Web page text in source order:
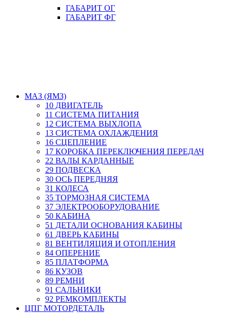
ГАБАРИТ ОГ
ГАБАРИТ ФГ
МАЗ (ЯМЗ)
10 ДВИГАТЕЛЬ
11 СИСТЕМА ПИТАНИЯ
12 СИСТЕМА ВЫХЛОПА
13 СИСТЕМА ОХЛАЖДЕНИЯ
16 СЦЕПЛЕНИЕ
17 КОРОБКА ПЕРЕКЛЮЧЕНИЯ ПЕРЕДАЧ
22 ВАЛЫ КАРДАННЫЕ
29 ПОДВЕСКА
30 ОСЬ ПЕРЕДНЯЯ
31 КОЛЕСА
35 ТОРМОЗНАЯ СИСТЕМА
37 ЭЛЕКТРООБОРУДОВАНИЕ
50 КАБИНА
51 ДЕТАЛИ ОСНОВАНИЯ КАБИНЫ
61 ДВЕРЬ КАБИНЫ
81 ВЕНТИЛЯЦИЯ И ОТОПЛЕНИЯ
84 ОПЕРЕНИЕ
85 ПЛАТФОРМА
86 КУЗОВ
89 РЕМНИ
91 САЛЬНИКИ
92 РЕМКОМПЛЕКТЫ
ЦПГ МОТОРДЕТАЛЬ